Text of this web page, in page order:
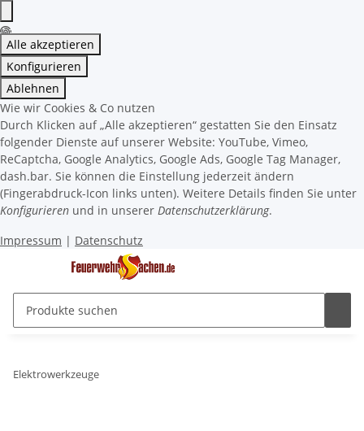
Alle akzeptieren
Konfigurieren
Ablehnen
Wie wir Cookies & Co nutzen
Durch Klicken auf „Alle akzeptieren“ gestatten Sie den Einsatz
folgender Dienste auf unserer Website: YouTube, Vimeo,
ReCaptcha, Google Analytics, Google Ads, Google Tag Manager,
dash.bar. Sie können die Einstellung jederzeit ändern
(Fingerabdruck-Icon links unten). Weitere Details finden Sie unter
Konfigurieren und in unserer Datenschutzerklärung.
Impressum | Datenschutz
Elektrowerkzeuge